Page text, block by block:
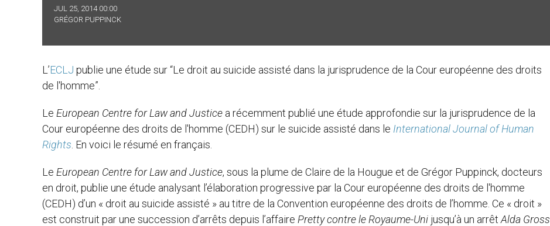
JUL 25, 2014 00:00
GRÉGOR PUPPINCK
L’ECLJ publie une étude sur “Le droit au suicide assisté dans la jurisprudence de la Cour européenne des droits
de l'homme”.
Le European Centre for Law and Justice a récemment publié une étude approfondie sur la jurisprudence de la
Cour européenne des droits de l'homme (CEDH) sur le suicide assisté dans le International Journal of Human
Rights . En voici le résumé en français.
Le European Centre for Law and Justice, sous la plume de Claire de la Hougue et de Grégor Puppinck, docteurs
en droit, publie une étude analysant l’élaboration progressive par la Cour européenne des droits de l'homme
(CEDH) d’un « droit au suicide assisté » au titre de la Convention européenne des droits de l’homme. Ce « droit »
est construit par une succession d’arrêts depuis l’affaire Pretty contre le Royaume-Uni jusqu’à un arrêt Alda Gross